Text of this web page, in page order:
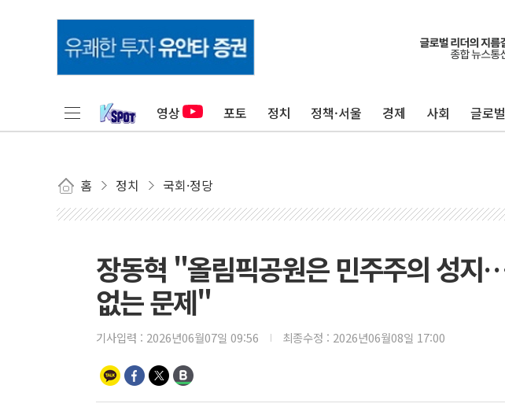
영상 포토 정치 정책·서울 경제 사회 글로
홈 정치 국회·정당
장동혁 "올림픽공원은 민주주의 성지
없는 문제"
기사입력 : 2026년06월07일 09:56 최종수정 : 2026년06월08일 17:00